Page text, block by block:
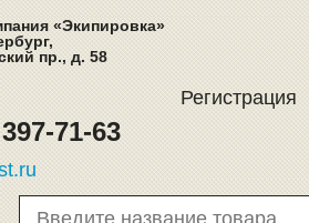
«Экипировка»
пр., д. 58
71-63
Регистрация